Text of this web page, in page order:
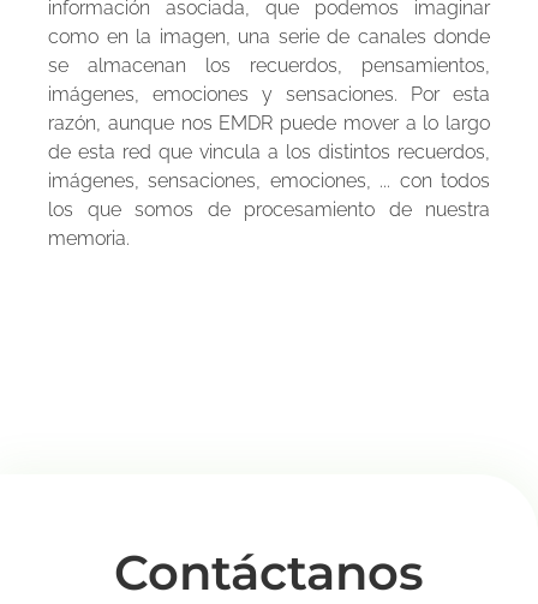
información asociada, que podemos imaginar
como en la imagen, una serie de canales donde
se almacenan los recuerdos, pensamientos,
imágenes, emociones y sensaciones. Por esta
razón, aunque nos EMDR puede mover a lo largo
de esta red que vincula a los distintos recuerdos,
imágenes, sensaciones, emociones, ... con todos
los que somos de procesamiento de nuestra
memoria.
Contáctanos